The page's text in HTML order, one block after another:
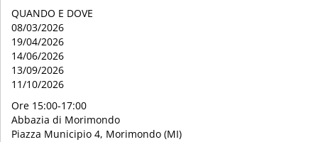
QUANDO E DOVE
08/03/2026
19/04/2026
14/06/2026
13/09/2026
11/10/2026
Ore 15:00-17:00
Abbazia di Morimondo
Piazza Municipio 4, Morimondo (MI)